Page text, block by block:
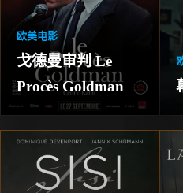
欧美电影
戈德曼审判 Le
Procès Goldman